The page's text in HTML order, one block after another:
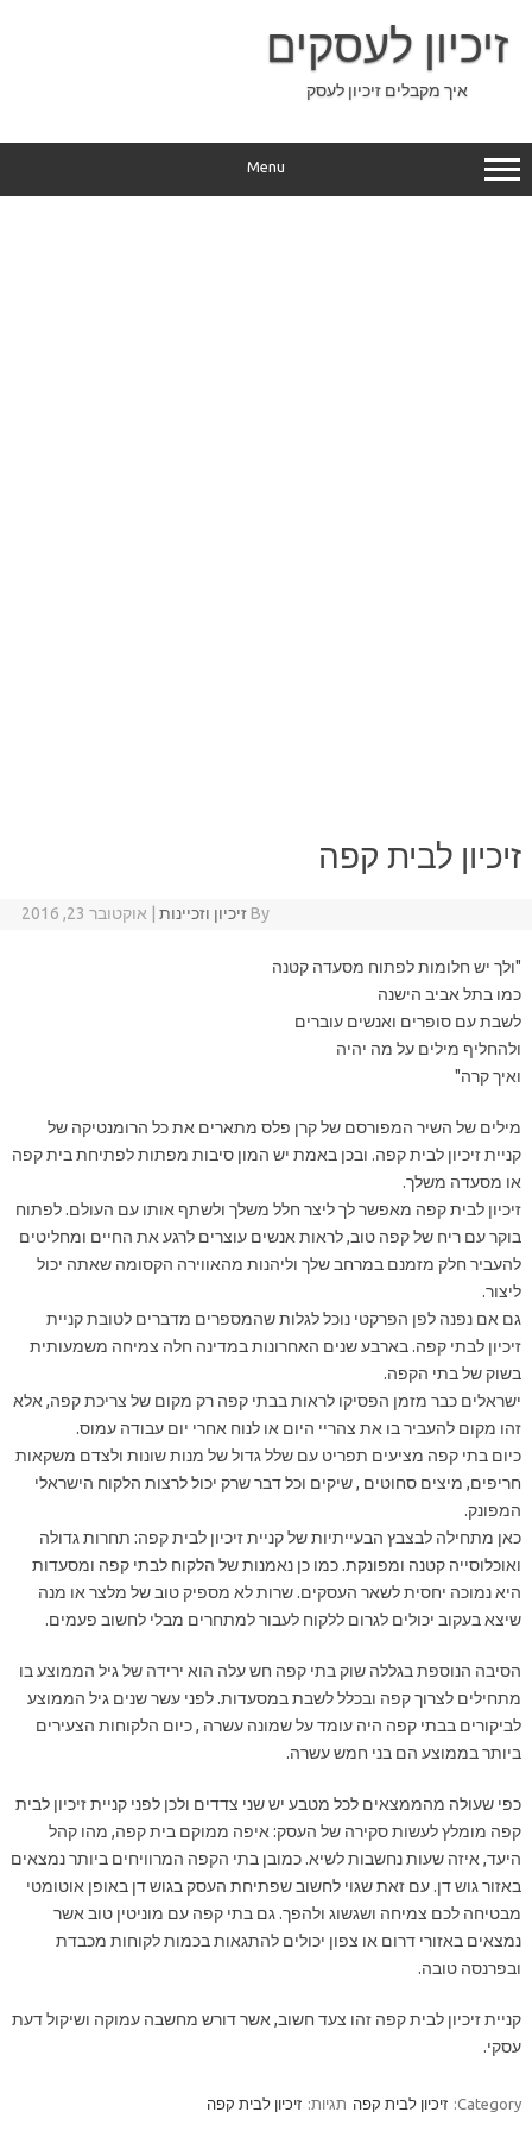
זיכיון לעסקים
איך מקבלים זיכיון לעסק
Menu
זיכיון לבית קפה
By זיכיון וזכיינות| אוקטובר 23, 2016
"ולך יש חלומות לפתוח מסעדה קטנה
כמו בתל אביב הישנה
לשבת עם סופרים ואנשים עוברים
ולהחליף מילים על מה יהיה
ואיך קרה"
מילים של השיר המפורסם של קרן פלס מתארים את כל הרומנטיקה של
קניית זיכיון לבית קפה. ובכן באמת יש המון סיבות מפתות לפתיחת בית קפה
או מסעדה משלך.
זיכיון לבית קפה מאפשר לך ליצר חלל משלך ולשתף אותו עם העולם. לפתוח
בוקר עם ריח של קפה טוב, לראות אנשים עוצרים לרגע את החיים ומחליטים
להעביר חלק מזמנם במרחב שלך וליהנות מהאווירה הקסומה שאתה יכול
ליצור.
גם אם נפנה לפן הפרקטי נוכל לגלות שהמספרים מדברים לטובת קניית
זיכיון לבתי קפה. בארבע שנים האחרונות במדינה חלה צמיחה משמעותית
בשוק של בתי הקפה.
ישראלים כבר מזמן הפסיקו לראות בבתי קפה רק מקום של צריכת קפה, אלא
זהו מקום להעביר בו את צהריי היום או לנוח אחרי יום עבודה עמוס.
כיום בתי קפה מציעים תפריט עם שלל גדול של מנות שונות ולצדם משקאות
חריפים, מיצים סחוטים , שיקים וכל דבר שרק יכול לרצות הלקוח הישראלי
המפונק.
כאן מתחילה לבצבץ הבעייתיות של קניית זיכיון לבית קפה: תחרות גדולה
ואוכלוסייה קטנה ומפונקת. כמו כן נאמנות של הלקוח לבתי קפה ומסעדות
היא נמוכה יחסית לשאר העסקים. שרות לא מספיק טוב של מלצר או מנה
שיצא בעקוב יכולים לגרום ללקוח לעבור למתחרים מבלי לחשוב פעמים.
הסיבה הנוספת בגללה שוק בתי קפה חש עלה הוא ירידה של גיל הממוצע בו
מתחילים לצרוך קפה ובכלל לשבת במסעדות. לפני עשר שנים גיל הממוצע
לביקורים בבתי קפה היה עומד על שמונה עשרה , כיום הלקוחות הצעירים
ביותר בממוצע הם בני חמש עשרה.
כפי שעולה מהממצאים לכל מטבע יש שני צדדים ולכן לפני קניית זיכיון לבית
קפה מומלץ לעשות סקירה של העסק: איפה ממוקם בית קפה, מהו קהל
היעד, איזה שעות נחשבות לשיא. כמובן בתי הקפה המרוויחים ביותר נמצאים
באזור גוש דן. עם זאת שגוי לחשוב שפתיחת העסק בגוש דן באופן אוטומטי
מבטיחה לכם צמיחה ושגשוג ולהפך. גם בתי קפה עם מוניטין טוב אשר
נמצאים באזורי דרום או צפון יכולים להתגאות בכמות לקוחות מכבדת
ובפרנסה טובה.
קניית זיכיון לבית קפה זהו צעד חשוב, אשר דורש מחשבה עמוקה ושיקול דעת
עסקי.
Category: זיכיון לבית קפה תגיות: זיכיון לבית קפה